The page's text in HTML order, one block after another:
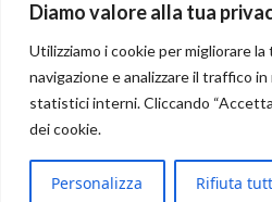
Diamo valore alla tua
Utilizziamo i cookie per migliorare
navigazione e analizzare il traffico
statistici interni. Cliccando
dei cookie.
Personalizza Rifiuta
CONTATTI
INFORMATIVA SULLA PRIVACY
POLITICA DEI COOKIE
GESTIONE COOKIE
2026 negg Blog · All rights